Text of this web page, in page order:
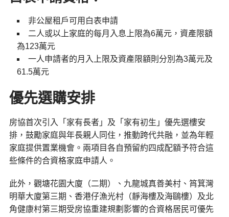
非公屋租戶可用白表申請
二人或以上家庭的每月入息上限為6萬元，資產限額
為123萬元
一人申請者的月入上限及資產限額則分別為3萬元及
61.5萬元
優先選購安排
房協首次引入「家有長者」及「家有初生」優先選樓安
排，鼓勵家庭與年長親人同住，推動跨代共融，並為年輕
家庭提供置業機會。兩項目各自預留約四成配額予符合這
些條件的合資格家庭申請人。
此外，觀塘花園大廈（二期）、九龍城真善美村、筲箕灣
明華大廈第三期、香港仔漁光村（靜海樓及海鷗樓）及北
角健康村第三期受房協重建規劃影響的合資格居民可優先